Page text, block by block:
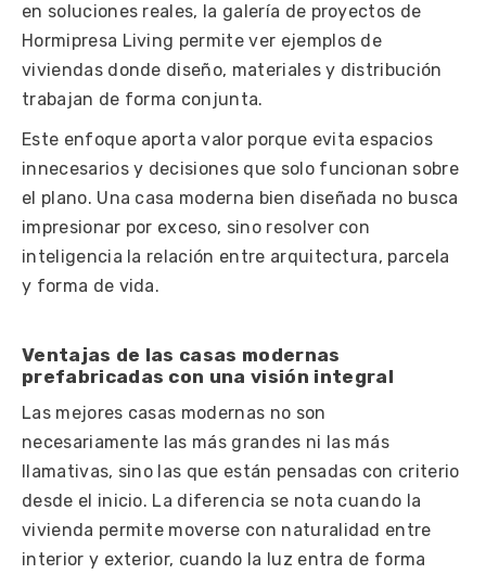
en soluciones reales, la galería de proyectos de
Hormipresa Living permite ver ejemplos de
viviendas donde diseño, materiales y distribución
trabajan de forma conjunta.
Este enfoque aporta valor porque evita espacios
innecesarios y decisiones que solo funcionan sobre
el plano. Una casa moderna bien diseñada no busca
impresionar por exceso, sino resolver con
inteligencia la relación entre arquitectura, parcela
y forma de vida.
Ventajas de las casas modernas
prefabricadas con una visión integral
Las mejores casas modernas no son
necesariamente las más grandes ni las más
llamativas, sino las que están pensadas con criterio
desde el inicio. La diferencia se nota cuando la
vivienda permite moverse con naturalidad entre
interior y exterior, cuando la luz entra de forma